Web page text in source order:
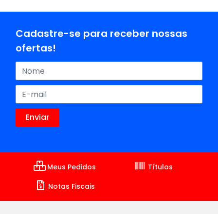
Cadastre-se para receber nossas
ofertas!
Meus Pedidos
Títulos
Notas Fiscais